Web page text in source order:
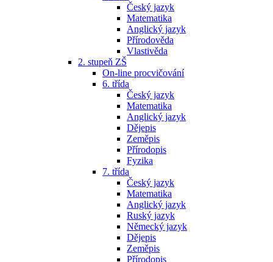
Český jazyk
Matematika
Anglický jazyk
Přírodověda
Vlastivěda
2. stupeň ZŠ
On-line procvičování
6. třída
Český jazyk
Matematika
Anglický jazyk
Dějepis
Zeměpis
Přírodopis
Fyzika
7. třída
Český jazyk
Matematika
Anglický jazyk
Ruský jazyk
Německý jazyk
Dějepis
Zeměpis
Přírodopis